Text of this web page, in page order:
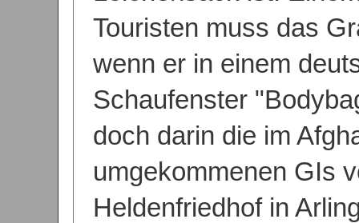
Touristen muss das
wenn er in einem
Schaufenster
doch darin die im
umgekommenen GIs
Heldenfriedhof in